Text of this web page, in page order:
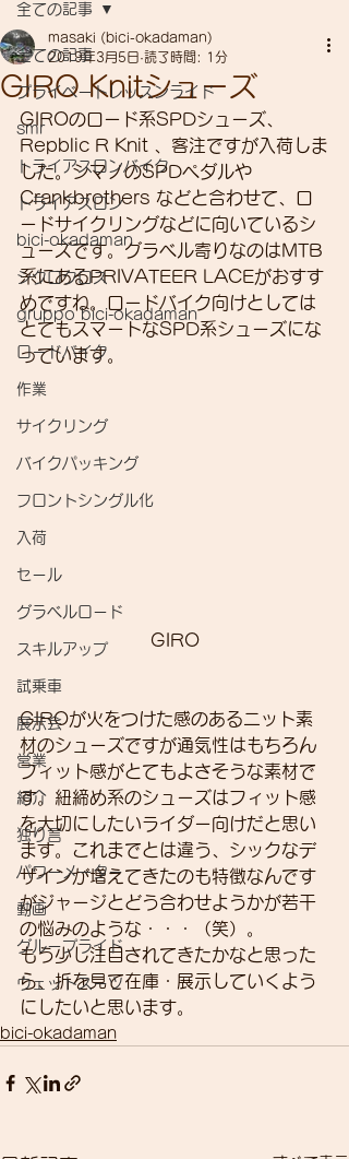
全ての記事
プライベートレッスンライド
smr
トライアスロンバイク
トライアスロン
bici-okadaman
シクロクロス
gruppo bici-okadaman
ロードバイク
作業
サイクリング
バイクパッキング
フロントシングル化
入荷
セール
グラベルロード
スキルアップ
試乗車
展示会
営業
紹介
独り言
パワーメーター
動画
グループライド
ウェットスーツ
全ての記事
GIRO Knitシューズ
masaki (bici-okadaman)
2019年3月5日 読了時間: 1分
GIROのロード系SPDシューズ、
Repblic R Knit 、客注ですが入荷しま
した。シマノのSPDペダルや
Crankbrothers などと合わせて、ロ
ードサイクリングなどに向いているシ
ューズです。グラベル寄りなのはMTB
系にあるPRIVATEER LACEがおすす
めですね。ロードバイク向けとしては
とてもスマートなSPD系シューズにな
っています。
GIRO
GIROが火をつけた感のあるニット素
材のシューズですが通気性はもちろん
フィット感がとてもよさそうな素材で
す。紐締め系のシューズはフィット感
を大切にしたいライダー向けだと思い
ます。これまでとは違う、シックなデ
ザインが増えてきたのも特徴なんです
がジャージとどう合わせようかが若干
の悩みのような・・・（笑）。
もう少し注目されてきたかなと思った
ら、折を見て在庫・展示していくよう
にしたいと思います。
bici-okadaman